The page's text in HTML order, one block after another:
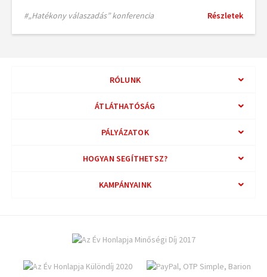
#„Hatékony válaszadás” konferencia Részletek
RÓLUNK
ÁTLÁTHATÓSÁG
PÁLYÁZATOK
HOGYAN SEGÍTHETSZ?
KAMPÁNYAINK